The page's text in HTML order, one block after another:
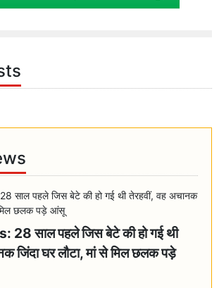
साल पहले जिस बेटे की हो गई थी
जिंदा घर लौटा, मां से मिल छलक पड़े